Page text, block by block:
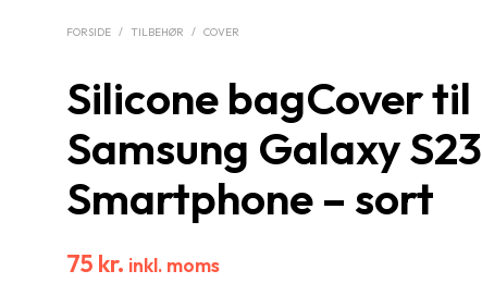
FORSIDE / TILBEHØR / COVER
Silicone bagCover til
Samsung Galaxy S23
Smartphone – sort
75 kr. inkl. moms